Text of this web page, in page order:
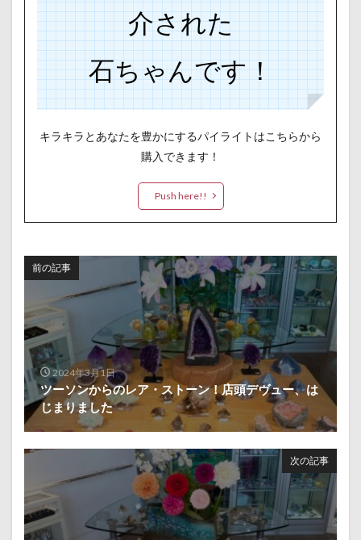
介された
石ちゃんです！
キラキラとあなたを豊かにするパイライトはこちらから
購入できます！
Push here!!
前の記事
2024年3月1日
ツーソンからのレア・ストーン！店頭デヴュー、は
じまりました
次の記事